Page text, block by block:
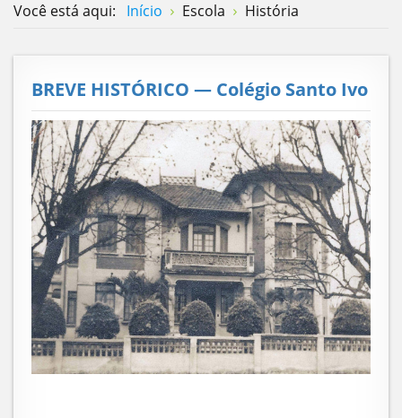
Você está aqui: Início Escola História
BREVE HISTÓRICO — Colégio Santo Ivo